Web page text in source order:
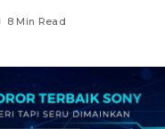
8 Min Read